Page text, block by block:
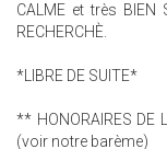
CALME et très BIEN
RECHERCHÈ.
*LIBRE DE SUITE*
** HONORAIRES DE
(voir notre barème)